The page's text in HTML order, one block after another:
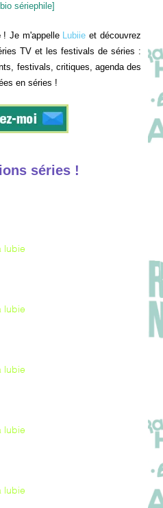
sériephile]
! Je m'appelle Lubiie et découvrez
TV et les festivals de séries :
festivals, critiques, agenda des
en séries !
séries !
lubie
lubie
lubie
lubie
lubie